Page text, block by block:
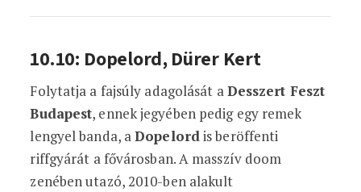
10.10: Dopelord, Dürer Kert
Folytatja a fajsúly adagolását aDesszert Feszt
Budapest, ennek jegyében pedig egy remek
lengyel banda, aDopelordis beröffenti
riffgyárát a fővárosban. A masszív doom
zenében utazó, 2010-ben alakult